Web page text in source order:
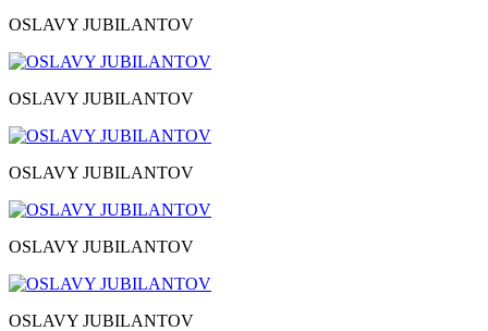
OSLAVY JUBILANTOV
OSLAVY JUBILANTOV
OSLAVY JUBILANTOV
OSLAVY JUBILANTOV
OSLAVY JUBILANTOV